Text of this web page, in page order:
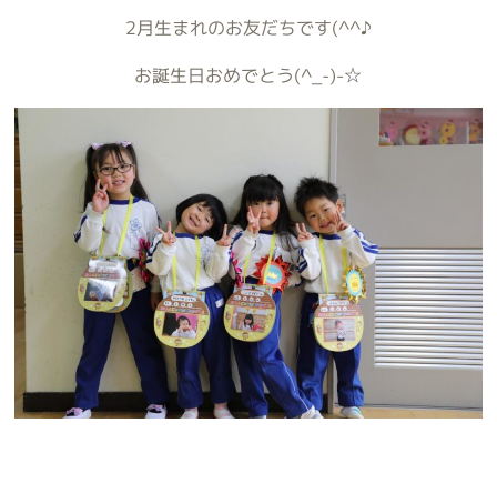
2月生まれのお友だちです(^^♪
お誕生日おめでとう(^_-)-☆